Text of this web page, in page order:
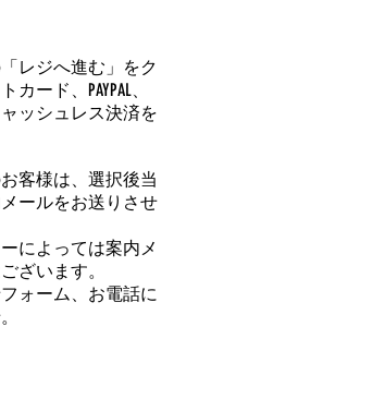
レジへ進む」をク
ード、PAYPAL、
ッシュレス決済を
客様は、選択後当
ールをお送りさせ
によっては案内メ
ざいます。
ォーム、お電話に